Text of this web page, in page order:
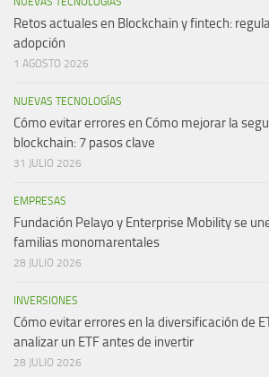
Retos actuales en Blockchain y fintech:
adopción
1 AGOSTO 2026
NUEVAS TECNOLOGÍAS
Cómo evitar errores en Cómo mejorar la
blockchain: 7 pasos clave
31 JULIO 2026
EMPRESAS
Fundación Pelayo y Enterprise Mobility se
familias monomarentales
28 JULIO 2026
INVERSIONES
Cómo evitar errores en la diversificación de
analizar un ETF antes de invertir
28 JULIO 2026